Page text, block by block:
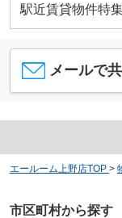
駅近賃貸物件特
メールで
エールーム上野店TOP >
市区町村から探す